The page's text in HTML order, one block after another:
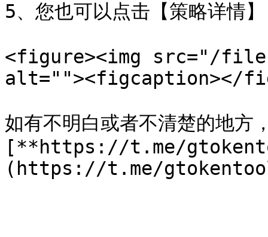
5、您也可以点击【策略详情
<figure><img src="/
alt=""><figcaption></
如有不明白或者不清楚的地方
[**https://t.me/